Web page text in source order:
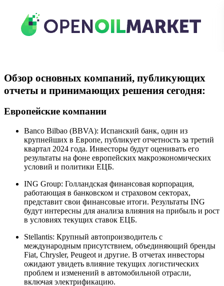
Обзор основных компаний, публикующих
отчеты и принимающих решения сегодня:
Европейские компании
Banco Bilbao (BBVA): Испанский банк, один из
крупнейших в Европе, публикует отчетность за третий
квартал 2024 года. Инвесторы будут оценивать его
результаты на фоне европейских макроэкономических
условий и политики ЕЦБ.
ING Group: Голландская финансовая корпорация,
работающая в банковском и страховом секторах,
представит свои финансовые итоги. Результаты ING
будут интересны для анализа влияния на прибыль и рост
в условиях текущих ставок ЕЦБ.
Stellantis: Крупный автопроизводитель с
международным присутствием, объединяющий бренды
Fiat, Chrysler, Peugeot и другие. В отчетах инвесторы
ожидают увидеть влияние текущих логистических
проблем и изменений в автомобильной отрасли,
включая электрификацию.